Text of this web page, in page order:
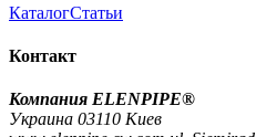
КаталогСтатьи
Контакт
Компания ELENPIPE®
Украина 03110 Киев